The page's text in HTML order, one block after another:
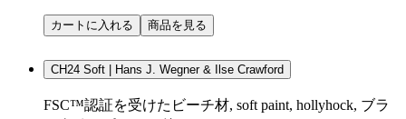
カートに入れる 商品を見る
CH24 Soft | Hans J. Wegner & Ilse Crawford
FSC™認証を受けたビーチ材, soft paint, hollyhock, ブラ